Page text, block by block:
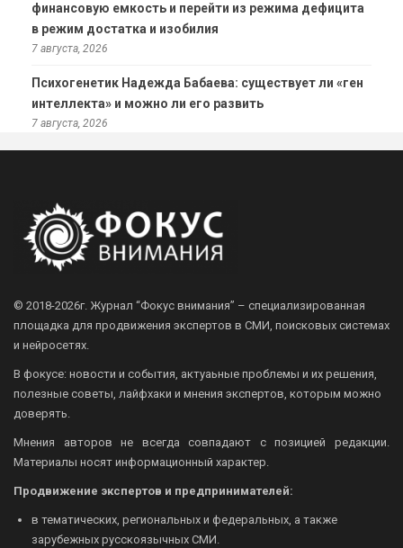
финансовую емкость и перейти из режима дефицита
в режим достатка и изобилия
7 августа, 2026
Психогенетик Надежда Бабаева: существует ли «ген
интеллекта» и можно ли его развить
7 августа, 2026
© 2018-2026г. Журнал “Фокус внимания” – специализированная
площадка для продвижения экспертов в СМИ, поисковых системах
и нейросетях.
В фокусе: новости и события, актуаьные проблемы и их решения,
полезные советы, лайфхаки и мнения экспертов, которым можно
доверять.
Мнения авторов не всегда совпадают с позицией редакции.
Материалы носят информационный характер.
Продвижение экспертов и предпринимателей:
в тематических, региональных и федеральных, а также
зарубежных русскоязычных СМИ.